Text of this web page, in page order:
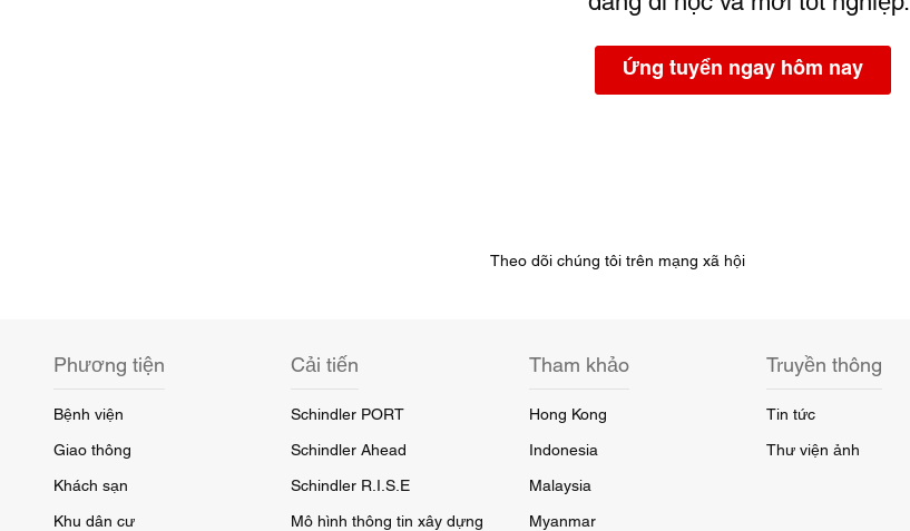
Ứng tuyển ngay hôm nay
Theo dõi chúng tôi trên mạng xã hội
Phương tiện
Bệnh viện
Giao thông
Khách sạn
Khu dân cư
Cải tiến
Schindler PORT
Schindler Ahead
Schindler R.I.S.E
Mô hình thông tin xây dựng
Tham khảo
Hong Kong
Indonesia
Malaysia
Myanmar
Truyền thông
Tin tức
Thư viện ảnh